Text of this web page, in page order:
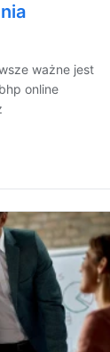
ważne jest
online